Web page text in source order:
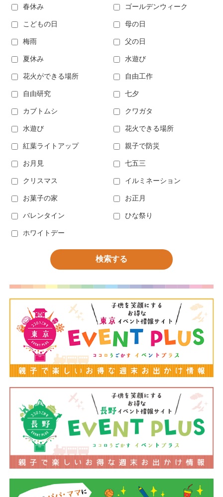
春休み ゴールデンウィーク
こどもの日 母の日
梅雨 父の日
夏休み 水遊び
花火ができる場所 自由工作
自由研究 七夕
カブトムシ クワガタ
水遊び 花火できる場所
紅葉ライトアップ 親子で防災
お月見 七五三
クリスマス イルミネーション
お菓子の家 お正月
バレンタイン ひな祭り
ホワイトデー